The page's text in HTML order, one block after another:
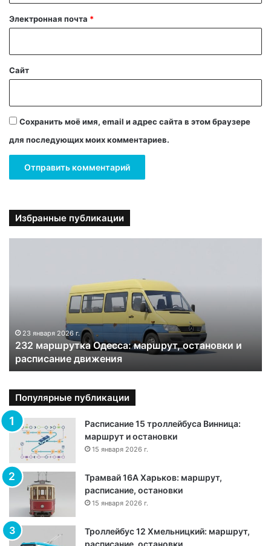
й
Электронная почта *
Сайт
Сохранить моё имя, email и адрес сайта в этом браузере
для последующих моих комментариев.
Избранные публикации
к
д
е
с
:
м
ш
р
23 января 2026 г.
232 маршрутка Одесса: маршрут, остановки и
расписание движения
Популярные публикации
Расписание 15 троллейбуса Винница:
маршрут и остановки
15 января 2026 г.
Трамвай 16А Харьков: маршрут,
расписание, остановки
15 января 2026 г.
Троллейбус 12 Хмельницкий: маршрут,
расписание, остановки